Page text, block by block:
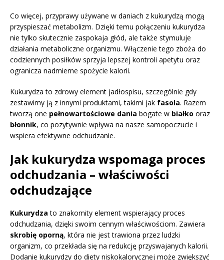
Co więcej, przyprawy używane w daniach z kukurydzą mogą
przyspieszać metabolizm. Dzięki temu połączeniu kukurydza
nie tylko skutecznie zaspokaja głód, ale także stymuluje
działania metaboliczne organizmu. Włączenie tego zboża do
codziennych posiłków sprzyja lepszej kontroli apetytu oraz
ogranicza nadmierne spożycie kalorii.
Kukurydza to zdrowy element jadłospisu, szczególnie gdy
zestawimy ją z innymi produktami, takimi jak fasola. Razem
tworzą one pełnowartościowe dania bogate w białko oraz
błonnik, co pozytywnie wpływa na nasze samopoczucie i
wspiera efektywne odchudzanie.
Jak kukurydza wspomaga proces
odchudzania – właściwości
odchudzające
Kukurydza to znakomity element wspierający proces
odchudzania, dzięki swoim cennym właściwościom. Zawiera
skrobię oporną, która nie jest trawiona przez ludzki
organizm, co przekłada się na redukcję przyswajanych kalorii.
Dodanie kukurydzy do diety niskokalorycznej może zwiększyć